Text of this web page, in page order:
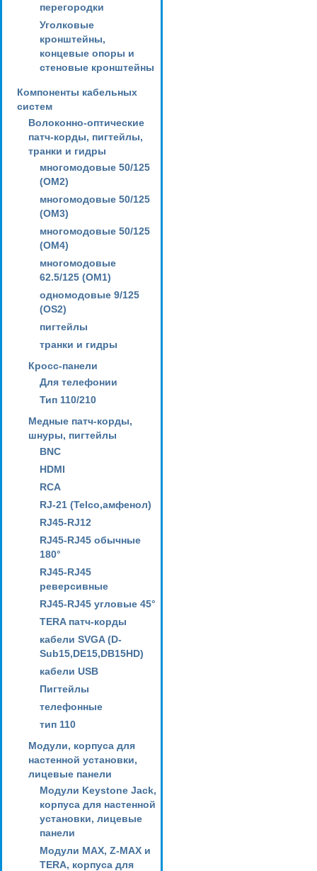
перегородки
Уголковые
кронштейны,
концевые опоры и
стеновые кронштейны
Компоненты кабельных
систем
Волоконно-оптические
патч-корды, пигтейлы,
транки и гидры
многомодовые 50/125
(OM2)
многомодовые 50/125
(OM3)
многомодовые 50/125
(OM4)
многомодовые
62.5/125 (OM1)
одномодовые 9/125
(OS2)
пигтейлы
транки и гидры
Кросс-панели
Для телефонии
Тип 110/210
Медные патч-корды,
шнуры, пигтейлы
BNC
HDMI
RCA
RJ-21 (Telco,амфенол)
RJ45-RJ12
RJ45-RJ45 обычные
180°
RJ45-RJ45
реверсивные
RJ45-RJ45 угловые 45°
TERA патч-корды
кабели SVGA (D-
Sub15,DE15,DB15HD)
кабели USB
Пигтейлы
телефонные
тип 110
Модули, корпуса для
настенной установки,
лицевые панели
Модули Keystone Jack,
корпуса для настенной
установки, лицевые
панели
Модули MAX, Z-MAX и
TERA, корпуса для